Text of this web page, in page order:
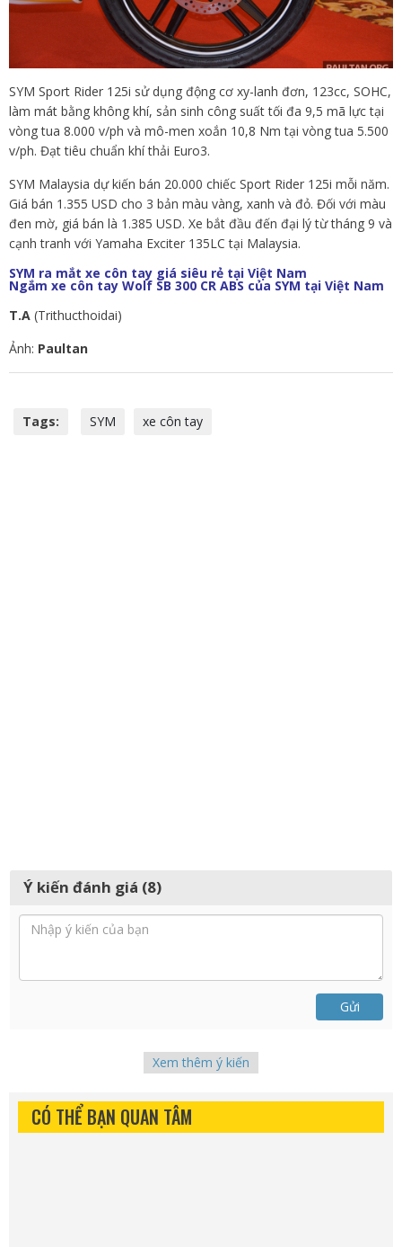
SYM Sport Rider 125i sử dụng động cơ xy-lanh đơn, 123cc, SOHC,
làm mát bằng không khí, sản sinh công suất tối đa 9,5 mã lực tại
vòng tua 8.000 v/ph và mô-men xoắn 10,8 Nm tại vòng tua 5.500
v/ph. Đạt tiêu chuẩn khí thải Euro3.
SYM Malaysia dự kiến bán 20.000 chiếc Sport Rider 125i mỗi năm.
Giá bán 1.355 USD cho 3 bản màu vàng, xanh và đỏ. Đối với màu
đen mờ, giá bán là 1.385 USD. Xe bắt đầu đến đại lý từ tháng 9 và
cạnh tranh với Yamaha Exciter 135LC tại Malaysia.
SYM ra mắt xe côn tay giá siêu rẻ tại Việt Nam
Ngắm xe côn tay Wolf SB 300 CR ABS của SYM tại Việt Nam
T.A (Trithucthoidai)
Ảnh: Paultan
Tags: SYM xe côn tay
Ý kiến đánh giá (8)
Gửi
Xem thêm ý kiến
CÓ THỂ BẠN QUAN TÂM